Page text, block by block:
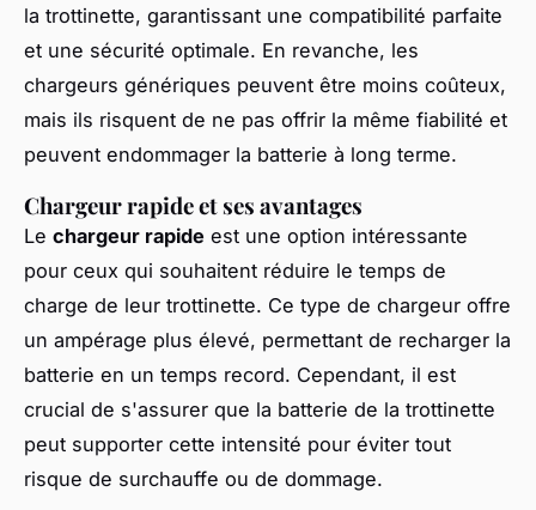
la trottinette, garantissant une compatibilité parfaite
et une sécurité optimale. En revanche, les
chargeurs génériques peuvent être moins coûteux,
mais ils risquent de ne pas offrir la même fiabilité et
peuvent endommager la batterie à long terme.
Chargeur rapide et ses avantages
Le chargeur rapide est une option intéressante
pour ceux qui souhaitent réduire le temps de
charge de leur trottinette. Ce type de chargeur offre
un ampérage plus élevé, permettant de recharger la
batterie en un temps record. Cependant, il est
crucial de s'assurer que la batterie de la trottinette
peut supporter cette intensité pour éviter tout
risque de surchauffe ou de dommage.